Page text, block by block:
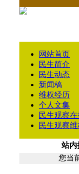
网站首页
民生简介
民生动态
新闻稿
维权经历
个人文集
民生观察
民生观察
站内
您当